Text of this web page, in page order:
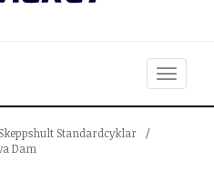
Toggle
navigation
Skeppshult Standardcyklar
/
Dam